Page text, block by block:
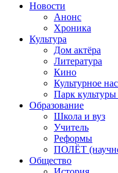
Новости
Анонс
Хроника
Культура
Дом актёра
Литература
Кино
Культурное
Парк
Образование
Школа и вуз
Учитель
Реформы
ПОЛЁТ
Общество